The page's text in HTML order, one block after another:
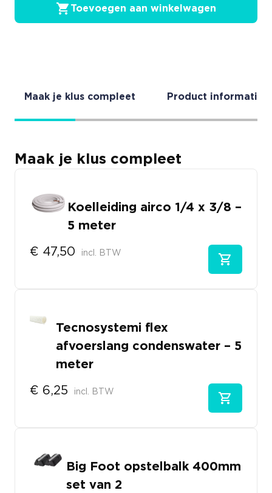
Toevoegen aan winkelwagen
Maak je klus compleet Product informatie
Maak je klus compleet
Koelleiding airco 1/4 x 3/8 –
5 meter
€ 47,50 incl. BTW
Tecnosystemi flex
afvoerslang condenswater – 5
meter
€ 6,25 incl. BTW
Big Foot opstelbalk 400mm
set van 2